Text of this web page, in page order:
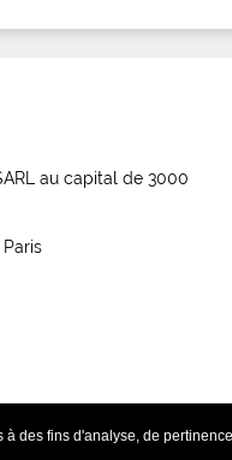
des fins d'analyse, de
au capital de 3000
-Données personnelles